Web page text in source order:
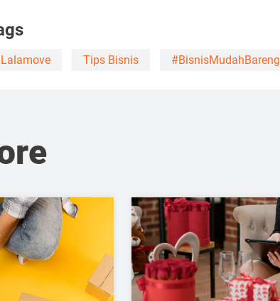
Tips Bisnis